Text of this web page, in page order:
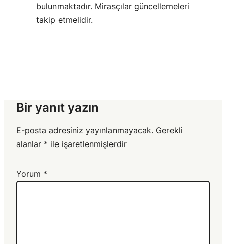
bulunmaktadır. Mirasçılar güncellemeleri
takip etmelidir.
Bir yanıt yazın
E-posta adresiniz yayınlanmayacak. Gerekli
alanlar * ile işaretlenmişlerdir
Yorum *